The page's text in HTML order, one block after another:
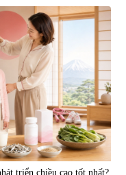
triển chiều cao tốt nhất?